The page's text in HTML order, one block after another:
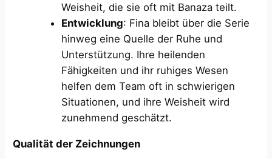
Weisheit, die sie oft mit Banaza teilt.
Entwicklung: Fina bleibt über die Serie
hinweg eine Quelle der Ruhe und
Unterstützung. Ihre heilenden
Fähigkeiten und ihr ruhiges Wesen
helfen dem Team oft in schwierigen
Situationen, und ihre Weisheit wird
zunehmend geschätzt.
Qualität der Zeichnungen